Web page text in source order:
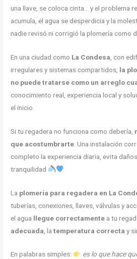
una llave, se coloca cinta… y el problema
acumula, el agua se desperdicia y la
nadie revisó ni corrigió la plomería como
En una ciudad como La Condesa , con
irregulares y sistemas compartidos, la
no puede tratarse como un arreglo
conocimiento real, experiencia local y
el inicio.
Si tu regadera no funciona como debería,
que acostumbrarte . Una instalación
completo la experiencia diaria, evita
tranquilidad
La plomería para regadera en La
tuberías, conexiones, llaves, válvulas y
el agua llegue correctamente a tu
adecuada , latemperatura correcta y
En palabras simples:
es lo que hace